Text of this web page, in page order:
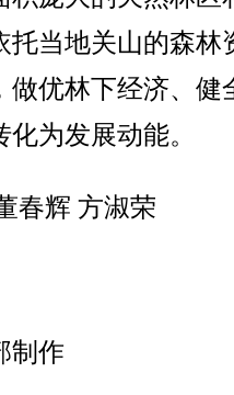
托当地关山的森林
做优林下经济、健
为发展动能。
辉 方淑荣
作